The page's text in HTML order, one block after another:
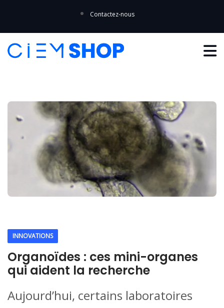
Contactez-nous
INNOVATIONS
Organoïdes : ces mini-organes
qui aident la recherche
Aujourd’hui, certains laboratoires